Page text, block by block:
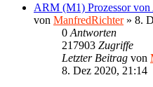
ARM (M1) Prozessor von
von ManfredRichter» 8.
0 Antworten
217903 Zugriffe
Letzter Beitrag von
8. Dez 2020, 21:14